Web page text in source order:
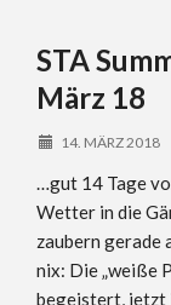
STA
März 18
14. MÄRZ 2018
…gut 14 Tage
Wetter in die
zaubern gerade
nix: Die „weiße
begeistert, jetzt